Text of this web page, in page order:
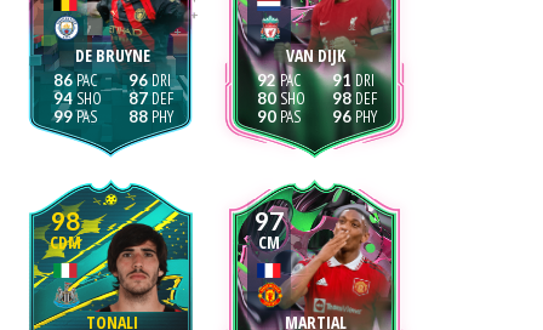
DE BRUYNE
86
94
99
96
87
88
VAN DIJK
92
80
90
91
98
96
98
CDM
TONALI
97
CM
MARTIAL